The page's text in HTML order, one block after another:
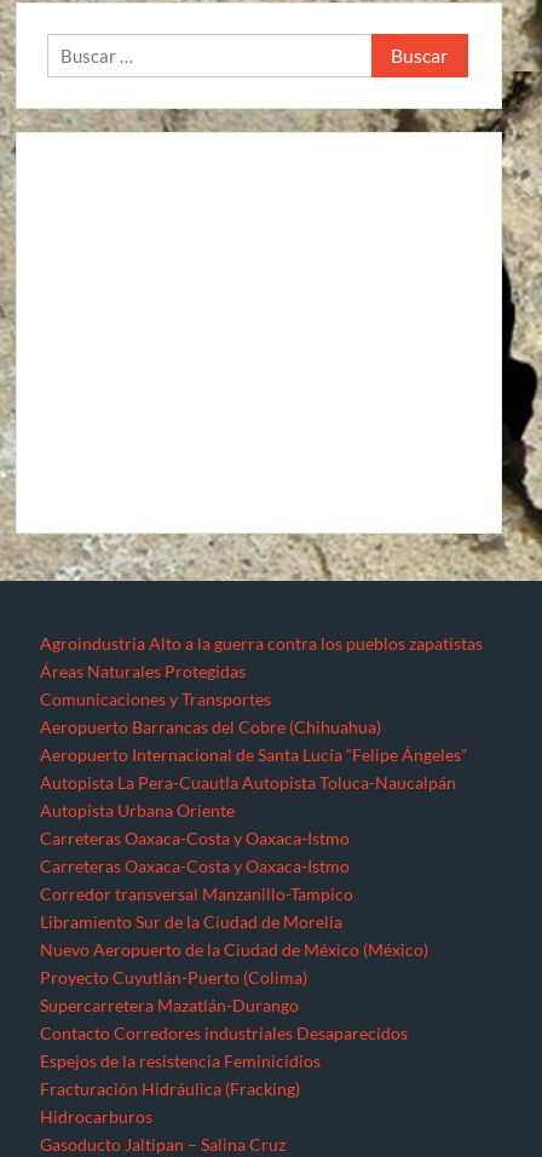
Buscar:
Agroindustria Alto a la guerra contra los pueblos zapatistas
Áreas Naturales Protegidas
Comunicaciones y Transportes
Aeropuerto Barrancas del Cobre (Chihuahua)
Aeropuerto Internacional de Santa Lucía “Felipe Ángeles”
Autopista La Pera-Cuautla Autopista Toluca-Naucalpán
Autopista Urbana Oriente
Carreteras Oaxaca-Costa y Oaxaca-Istmo
Carreteras Oaxaca-Costa y Oaxaca-Istmo
Corredor transversal Manzanillo-Tampico
Libramiento Sur de la Ciudad de Morelia
Nuevo Aeropuerto de la Ciudad de México (México)
Proyecto Cuyutlán-Puerto (Colima)
Supercarretera Mazatlán-Durango
Contacto Corredores industriales Desaparecidos
Espejos de la resistencia Feminicidios
Fracturación Hidráulica (Fracking)
Hidrocarburos
Gasoducto Jaltipan – Salina Cruz